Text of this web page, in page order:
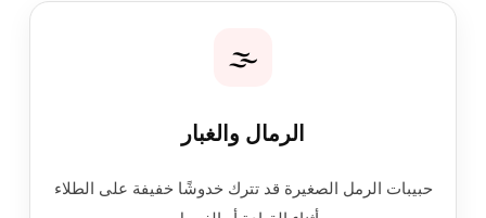
🌫️
الرمال والغبار
حبيبات الرمل الصغيرة قد تترك خدوشًا خفيفة على الطلاء